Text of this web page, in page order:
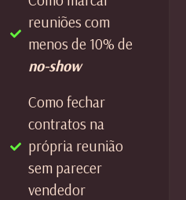
reuniões com
menos de 10% de
no-show
Como fechar
contratos na
própria reunião
sem parecer
vendedor